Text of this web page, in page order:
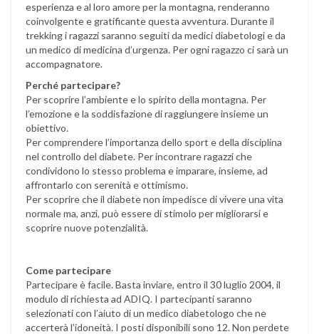
esperienza e al loro amore per la montagna, renderanno
coinvolgente e gratificante questa avventura. Durante il
trekking i ragazzi saranno seguiti da medici diabetologi e da
un medico di medicina d’urgenza. Per ogni ragazzo ci sarà un
accompagnatore.
Perché partecipare?
Per scoprire l’ambiente e lo spirito della montagna. Per
l’emozione e la soddisfazione di raggiungere insieme un
obiettivo.
Per comprendere l’importanza dello sport e della disciplina
nel controllo del diabete. Per incontrare ragazzi che
condividono lo stesso problema e imparare, insieme, ad
affrontarlo con serenità e ottimismo.
Per scoprire che il diabete non impedisce di vivere una vita
normale ma, anzi, può essere di stimolo per migliorarsi e
scoprire nuove potenzialità.
Come partecipare
Partecipare è facile. Basta inviare, entro il 30 luglio 2004, il
modulo di richiesta ad ADIQ. I partecipanti saranno
selezionati con l’aiuto di un medico diabetologo che ne
accerterà l’idoneità. I posti disponibili sono 12. Non perdete